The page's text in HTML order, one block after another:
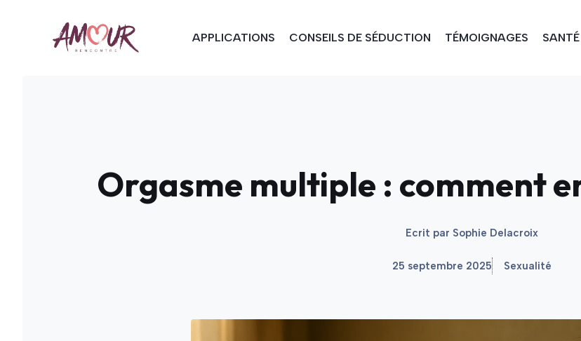
APPLICATIONS CONSEILS DE SÉDUCTION TÉMOIGNAGES
Orgasme multiple : comment
Ecrit par Sophie Delacroix
25 septembre 2025 Sexualité